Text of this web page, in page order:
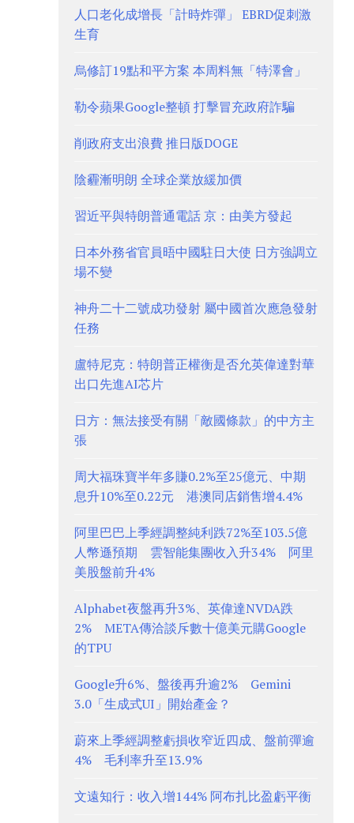
人口老化成增長「計時炸彈」 EBRD促刺激
生育
烏修訂19點和平方案 本周料無「特澤會」
勒令蘋果Google整頓 打擊冒充政府詐騙
削政府支出浪費 推日版DOGE
陰霾漸明朗 全球企業放緩加價
習近平與特朗普通電話 京：由美方發起
日本外務省官員晤中國駐日大使 日方強調立
場不變
神舟二十二號成功發射 屬中國首次應急發射
任務
盧特尼克：特朗普正權衡是否允英偉達對華
出口先進AI芯片
日方：無法接受有關「敵國條款」的中方主
張
周大福珠寶半年多賺0.2%至25億元、中期
息升10%至0.22元 港澳同店銷售增4.4%
阿里巴巴上季經調整純利跌72%至103.5億
人幣遜預期 雲智能集團收入升34% 阿里
美股盤前升4%
Alphabet夜盤再升3%、英偉達NVDA跌
2% META傳洽談斥數十億美元購Google
的TPU
Google升6%、盤後再升逾2% Gemini
3.0「生成式UI」開始產金？
蔚來上季經調整虧損收窄近四成、盤前彈逾
4% 毛利率升至13.9%
文遠知行：收入增144% 阿布扎比盈虧平衡